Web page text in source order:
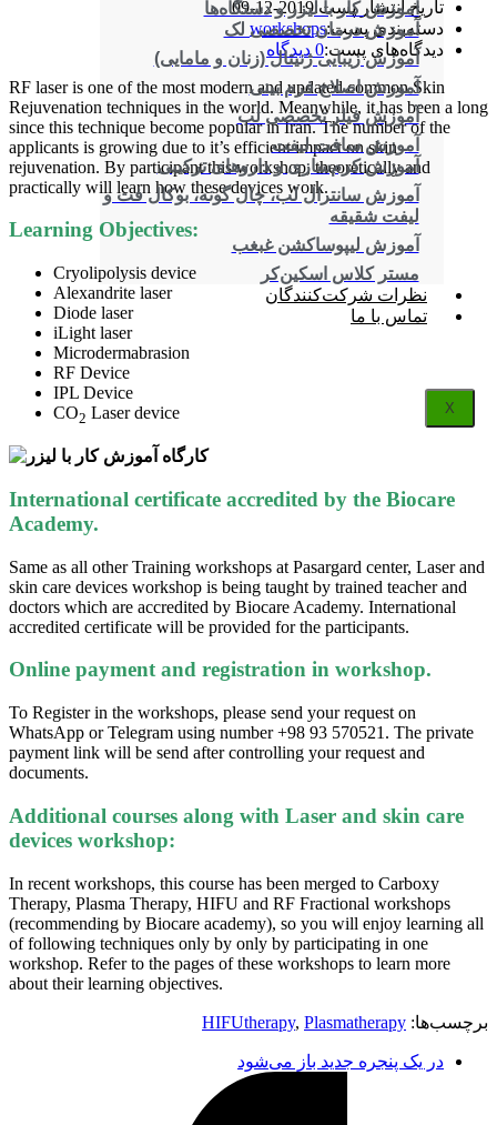
آموزش کار با لیزر و دستگاه‌ها
آموزش درمان تخصصی لک
آموزش زیبایی ژنیتال (زنان و مامایی)
آموزش اصلاح فرم بینی
آموزش فیلر تخصصی لب
آموزش سافت لیفت
آموزش کرم‌سازی و داروهای ترکیبی
آموزش سانترال لب، چال گونه، بوکال فت و
لیفت شقیقه
آموزش لیپوساکشن غبغب
مستر کلاس اسکین‌کر
نظرات شرکت‌کنندگان
تماس با ما
X
تاریخ انتشار پست:2019-12-09
دسته‌بندی پست:workshops
دیدگاه‌های پست:0 دیدگاه
RF laser is one of the most modern and updated common Skin
Rejuvenation techniques in the world. Meanwhile, it has been a long
since this technique become popular in Iran. The number of the
applicants is growing due to it’s efficient impact on skin
rejuvenation. By participant this workshop, theoretically and
practically will learn how these devices work.
Learning Objectives:
Cryolipolysis device
Alexandrite laser
Diode laser
iLight laser
Microdermabrasion
RF Device
IPL Device
CO2 Laser device
International certificate accredited by the Biocare
Academy.
Same as all other Training workshops at Pasargard center, Laser and
skin care devices workshop is being taught by trained teacher and
doctors which are accredited by Biocare Academy. International
accredited certificate will be provided for the participants.
Online payment and registration in workshop.
To Register in the workshops, please send your request on
WhatsApp or Telegram using number +98 93 570521. The private
payment link will be send after controlling your request and
documents.
Additional courses along with Laser and skin care
devices workshop:
In recent workshops, this course has been merged to Carboxy
Therapy, Plasma Therapy, HIFU and RF Fractional workshops
(recommending by Biocare academy), so you will enjoy learning all
of following techniques only by only by participating in one
workshop. Refer to the pages of these workshops to learn more
about their learning objectives.
برچسب‌ها: HIFUtherapy, Plasmatherapy
در یک پنجره جدید باز می‌شود